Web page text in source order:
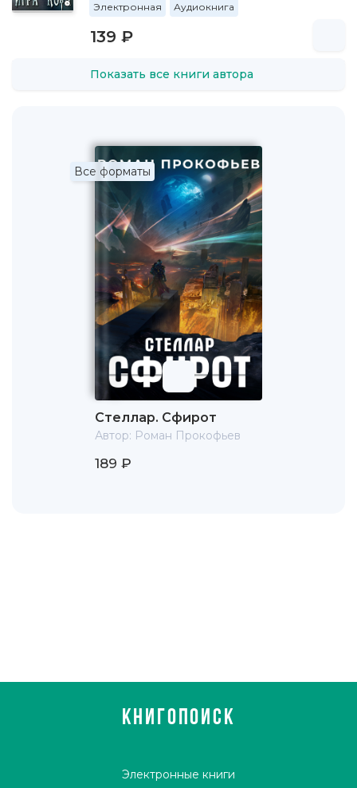
Электронная Аудиокнига
139 ₽
Показать все книги автора
Все форматы
Стеллар. Сфирот
Автор: Роман Прокофьев
189 ₽
КНИГОПОИСК
Электронные книги